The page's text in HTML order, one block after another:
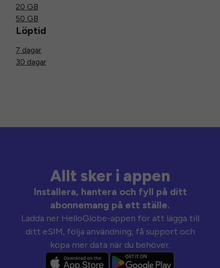
20 GB
50 GB
Löptid
7 dagar
30 dagar
Allt sker i appen
Installera, hantera och fyll på ditt
abonnemang på ett ställe.
Ladda ner HelloGlobe-appen för att lägga till
ditt eSIM, följa användning, få support och
köpa mer data när du behöver.